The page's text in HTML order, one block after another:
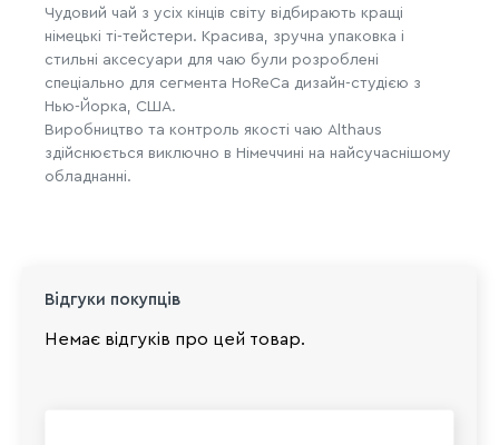
Чудовий чай з усіх кінців світу відбирають кращі
німецькі ті-тейстери. Красива, зручна упаковка і
стильні аксесуари для чаю були розроблені
спеціально для сегмента HoReCa дизайн-студією з
Нью-Йорка, США.
Виробництво та контроль якості чаю Althaus
здійснюється виключно в Німеччині на найсучаснішому
обладнанні.
Відгуки покупців
Немає відгуків про цей товар.